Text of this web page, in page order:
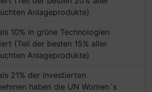
Anlageprodukte)
10% in grüne Technologien
(Teil der besten 15% aller
Anlageprodukte)
21% der investierten
haben die UN Women´s